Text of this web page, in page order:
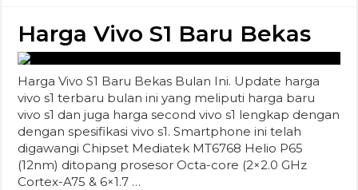
Harga Vivo S1 Baru Bekas
Harga Vivo S1 Baru Bekas Bulan Ini. Update harga
vivo s1 terbaru bulan ini yang meliputi harga baru
vivo s1 dan juga harga second vivo s1 lengkap dengan
dengan spesifikasi vivo s1. Smartphone ini telah
digawangi Chipset Mediatek MT6768 Helio P65
(12nm) ditopang prosesor Octa-core (2×2.0 GHz
Cortex-A75 & 6×1.7 …